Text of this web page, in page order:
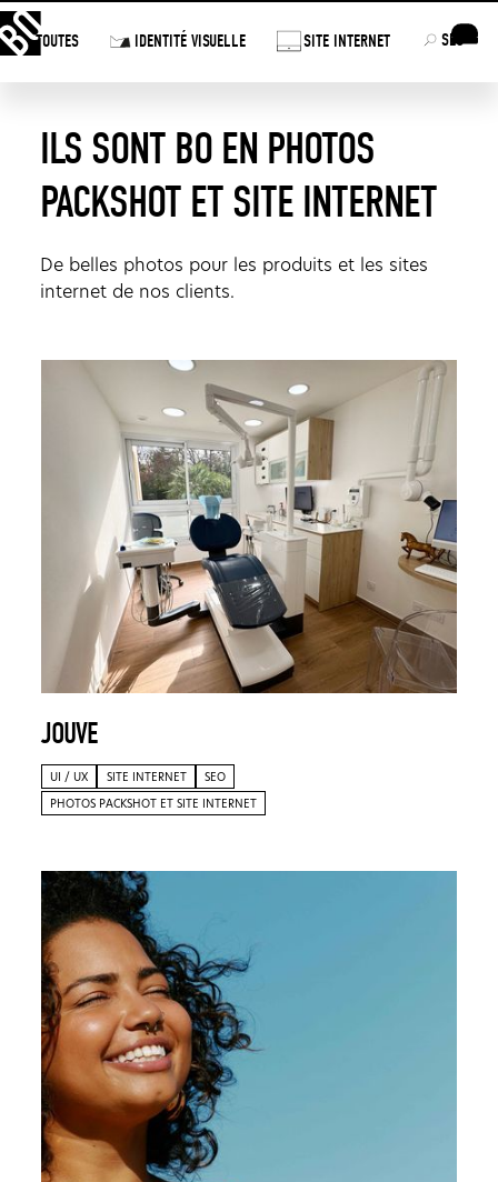
ILS SONT BO EN PHOTOS
PACKSHOT ET SITE INTERNET
De belles photos pour les produits et les sites
internet de nos clients.
TOUTES IDENTITÉ VISUELLE SITE INTERNET SEO
JOUVE
UI / UX SITE INTERNET
SEO
PHOTOS PACKSHOT ET SITE INTERNET